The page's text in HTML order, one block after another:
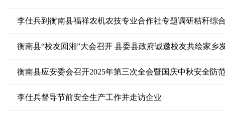
李仕兵到衡南县福祥农机农技专业合作社专题调研秸秆综
衡南县“校友回湘”大会召开 县委县政府诚邀校友共绘家乡
衡南县应安委会召开2025年第三次全会暨国庆中秋安全防
李仕兵督导节前安全生产工作并走访企业